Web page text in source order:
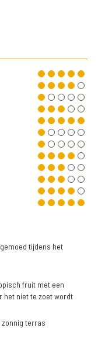
tijdens het
fruit met een
het niet te zoet wordt
zonnig terras